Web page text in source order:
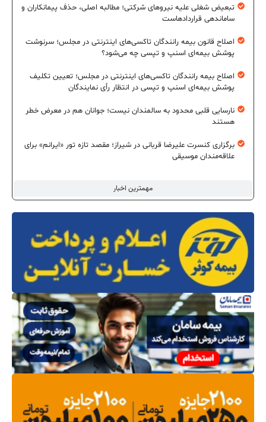
مهمترین اخبار
تبعیض شغلی علیه نیروهای شرکتی؛ مطالبه اصلی، حذف پیمانکاران و
ساماندهی قراردادهاست
اصلاح قانون بیمه رانندگان تاکسی‌های اینترنتی در مجلس؛ سرنوشت
پوشش بیمه‌ای اسنپ و تپسی چه می‌شود؟
اصلاح بیمه رانندگان تاکسی‌های اینترنتی در مجلس؛ تعیین تکلیف
پوشش بیمه‌ای اسنپ و تپسی در انتظار رأی نمایندگان
نارسایی قلبی محدود به سالمندان نیست؛ جوانان هم در معرض خطر
هستند
برگزاری کنسرت علیرضا قربانی در شیراز؛ مقصد تازه تور «ایرانم» برای
علاقه‌مندان موسیقی